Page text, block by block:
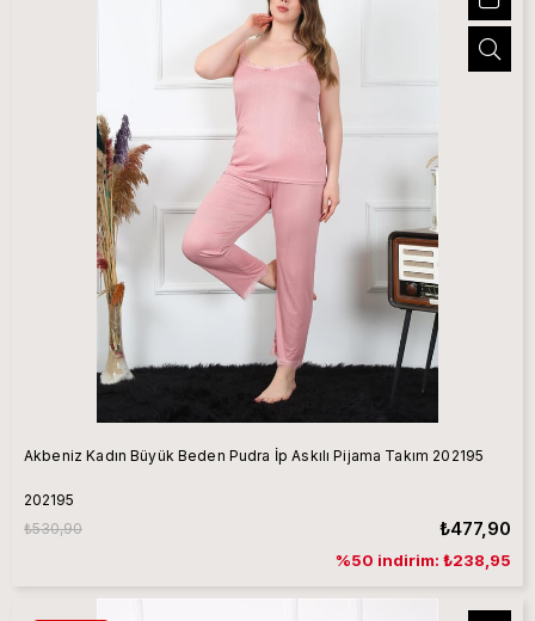
Akbeniz Kadın Büyük Beden Pudra İp Askılı Pijama Takım 202195
202195
₺477,90
₺530,90
%50 indirim: ₺238,95